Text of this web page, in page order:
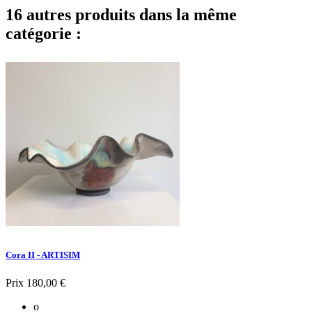
16 autres produits dans la même
catégorie :
Cora II - ARTISIM
Prix 180,00 €
o